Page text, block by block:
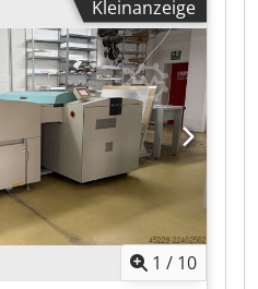
Papiere und
sowie
und geeignete
Codpezqyrrsfx Af
Klarlack 18-Liter-Tank
µm Digitale UV-
und vollflächige
Maschine
verfügbar. Standort:
Kleinanzeige
1 / 10